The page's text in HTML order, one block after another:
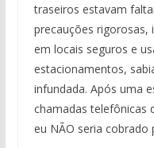
traseiros estavam
precauções rigorosas,
em locais seguros e
estacionamentos,
infundada. Após uma
chamadas telefônicas
eu NÃO seria